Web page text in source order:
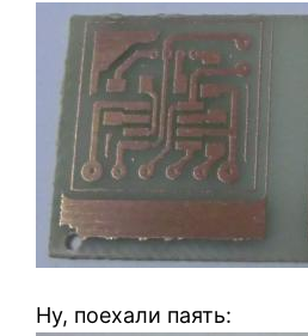
Ну, поехали паять: